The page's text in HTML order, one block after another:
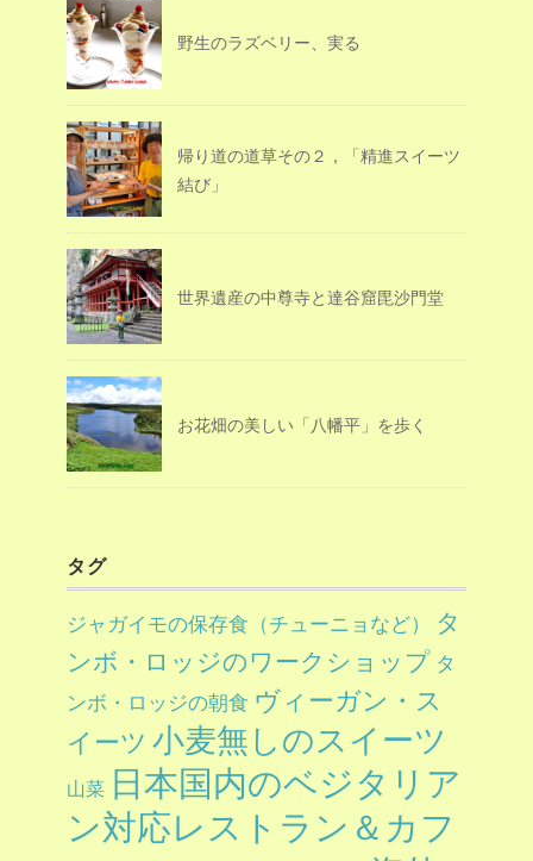
野生のラズベリー、実る
帰り道の道草その２，「精進スイーツ
結び」
世界遺産の中尊寺と達谷窟毘沙門堂
お花畑の美しい「八幡平」を歩く
タグ
ジャガイモの保存食（チューニョなど）
タ
ンボ・ロッジのワークショップ タ
ンボ・ロッジの朝食 ヴィーガン・ス
イーツ 小麦無しのスイーツ
山菜 日本国内のベジタリア
ン対応レストラン＆カフ